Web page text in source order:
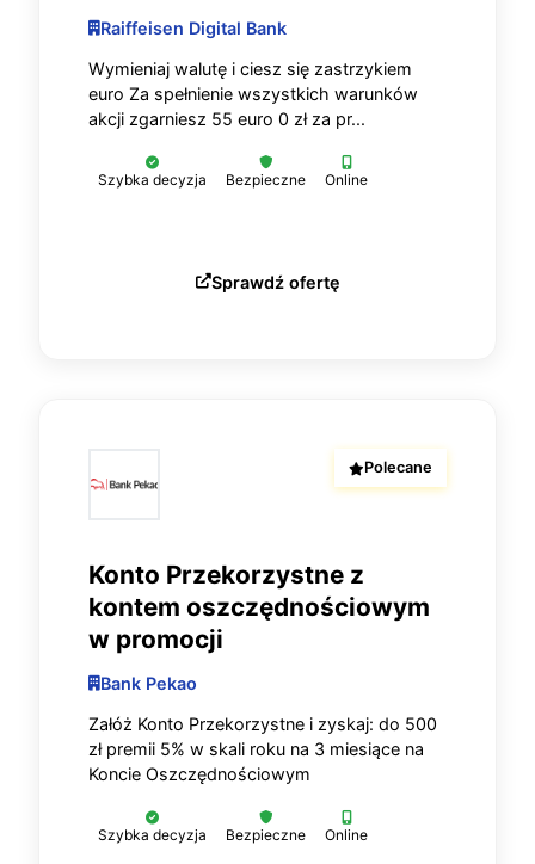
Raiffeisen Digital Bank
Wymieniaj walutę i ciesz się zastrzykiem
euro Za spełnienie wszystkich warunków
akcji zgarniesz 55 euro 0 zł za pr...
Szybka decyzja Bezpieczne Online
Sprawdź ofertę
Polecane
Konto Przekorzystne z
kontem oszczędnościowym
w promocji
Bank Pekao
Załóż Konto Przekorzystne i zyskaj: do 500
zł premii 5% w skali roku na 3 miesiące na
Koncie Oszczędnościowym
Szybka decyzja Bezpieczne Online